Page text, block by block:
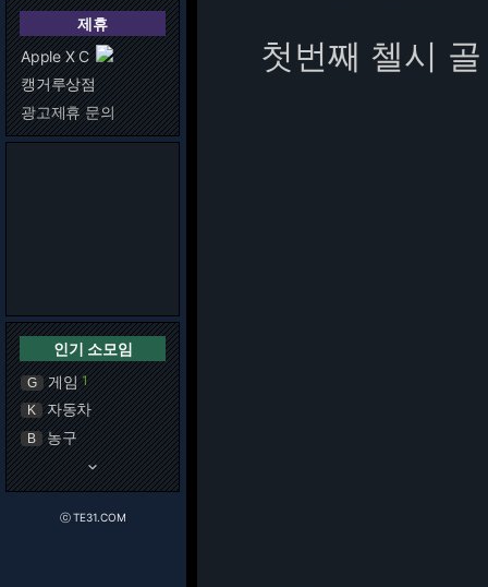
제휴
Apple X C
캥거루상점
광고제휴 문의
인기 소모임
G 게임 1
K 자동차
B 농구
keyboard_arrow_down
ⓒ TE31.COM
첫번째 첼시 골